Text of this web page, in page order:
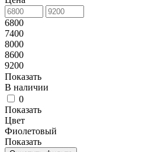
6800
7400
8000
8600
9200
Показать
В наличии
0
Показать
Цвет
Фиолетовый
Показать